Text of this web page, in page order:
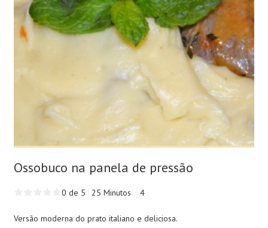
Ossobuco na panela de pressão
0 de 5 25 Minutos 4
Versão moderna do prato italiano e deliciosa.